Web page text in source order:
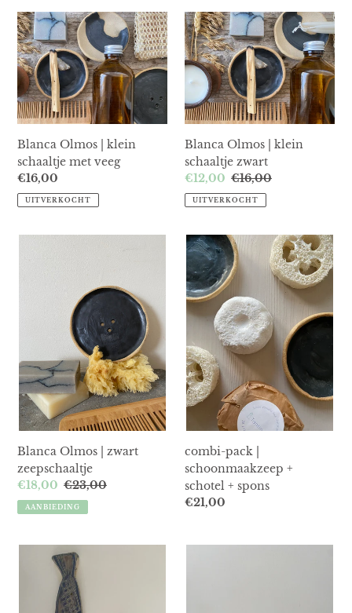
Blanca
Olmos
|
klein
schaaltje
met
veeg
Blanca Olmos | klein
schaaltje met veeg
Normale
prijs
€16,00
UITVERKOCHT
Blanca
Olmos
|
klein
schaaltje
zwart
Blanca Olmos | klein
schaaltje zwart
Aanbiedingsprijs
€12,00 Normale
prijs
€16,00
UITVERKOCHT
Olmos
zeepschaaltje
Blanca Olmos | zwart
zeepschaaltje
Aanbiedingsprijs
€18,00 Normale
prijs
€23,00
AANBIEDING
combi-
pack
|
schoonmaakzeep
+
schotel
+
spons
combi-pack |
schoonmaakzeep +
schotel + spons
Normale
€21,00
second
sardientjes